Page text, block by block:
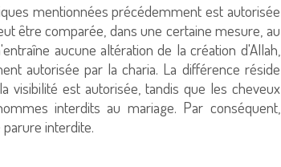
mentionnées précédemment est autorisée
être comparée, dans une certaine mesure, au
aucune altération de la création d'Allah,
autorisée par la charia. La différence réside
visibilité est autorisée, tandis que les cheveux
interdits au mariage. Par conséquent,
interdite.